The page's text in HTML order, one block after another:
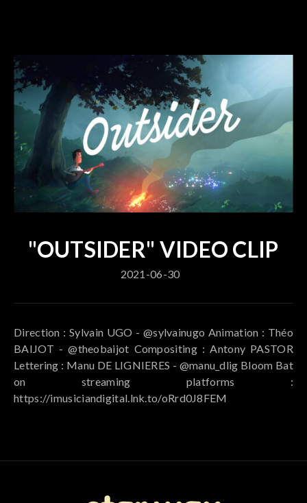
"OUTSIDER" VIDEO CLIP
2021-06-30
Direction : Sylvain UGO - @sylvainugo Animation : Théo
BAIJOT - @theobaijot Compositing : Antony PASTOR
Lettering : Manu DE LIGNIERES - @manu_dlig Bloom Bat
on streaming platforms :
https://imusiciandigital.lnk.to/oRrd0J8FEM